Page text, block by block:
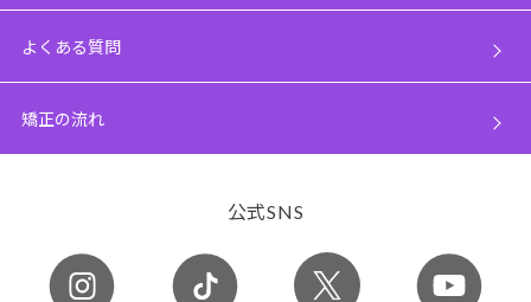
よくある質問
矯正の流れ
公式SNS